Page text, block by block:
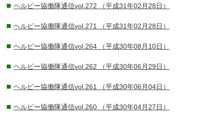
ヘルピー協働隊通信vol.272 （平成31年02月28日）
ヘルピー協働隊通信vol.271 （平成31年02月28日）
ヘルピー協働隊通信vol.264 （平成30年08月10日）
ヘルピー協働隊通信vol.262 （平成30年06月29日）
ヘルピー協働隊通信vol.261 （平成30年06月04日）
ヘルピー協働隊通信vol.260 （平成30年04月27日）